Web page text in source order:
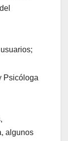
Psicóloga
algunos